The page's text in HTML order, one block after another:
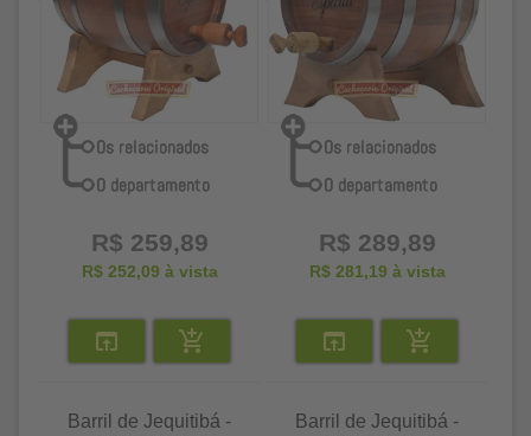
R$ 259,89
R$ 252,09 à vista
R$ 289,89
R$ 281,19 à vista
Barril de Jequitibá -
Barril de Jequitibá -